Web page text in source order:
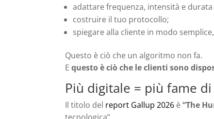
adattare frequenza, intensità e
costruire il tuo protocollo;
spiegare alla cliente in modo
Questo è ciò che un algoritmo non fa.
Equesto è ciò che le clienti sono
Più digitale = più fame
Il titolo del report Gallup 2026 è“The